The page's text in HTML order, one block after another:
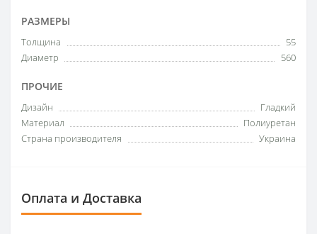
РАЗМЕРЫ
Толщина
55
Диаметр
560
ПРОЧИЕ
Дизайн
Гладкий
Материал
Полиуретан
Страна производителя
Украина
Оплата и Доставка